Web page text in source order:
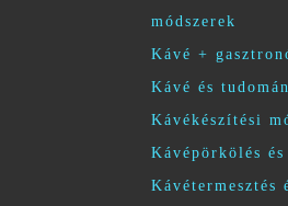
módszerek
Kávé +
Kávé és
Kávékészítési
Kávépörkölés
Kávétermesztés